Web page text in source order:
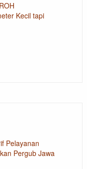
Kecil tapi
Pelayanan
Pergub Jawa